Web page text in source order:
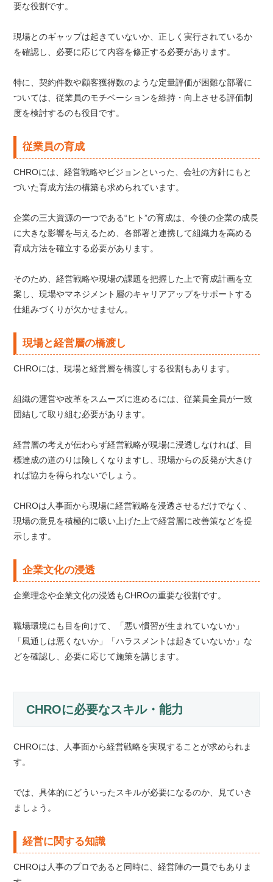
要な役割です。
現場とのギャップは起きていないか、正しく実行されているか
を確認し、必要に応じて内容を修正する必要があります。
特に、契約件数や顧客獲得数のような定量評価が困難な部署に
ついては、従業員のモチベーションを維持・向上させる評価制
度を検討するのも役目です。
従業員の育成
CHROには、経営戦略やビジョンといった、会社の方針にもと
づいた育成方法の構築も求められています。
企業の三大資源の一つである“ヒト”の育成は、今後の企業の成長
に大きな影響を与えるため、各部署と連携して組織力を高める
育成方法を確立する必要があります。
そのため、経営戦略や現場の課題を把握した上で育成計画を立
案し、現場やマネジメント層のキャリアアップをサポートする
仕組みづくりが欠かせません。
現場と経営層の橋渡し
CHROには、現場と経営層を橋渡しする役割もあります。
組織の運営や改革をスムーズに進めるには、従業員全員が一致
団結して取り組む必要があります。
経営層の考えが伝わらず経営戦略が現場に浸透しなければ、目
標達成の道のりは険しくなりますし、現場からの反発が大きけ
れば協力を得られないでしょう。
CHROは人事面から現場に経営戦略を浸透させるだけでなく、
現場の意見を積極的に吸い上げた上で経営層に改善策などを提
示します。
企業文化の浸透
企業理念や企業文化の浸透もCHROの重要な役割です。
職場環境にも目を向けて、「悪い慣習が生まれていないか」
「風通しは悪くないか」「ハラスメントは起きていないか」な
どを確認し、必要に応じて施策を講じます。
CHROに必要なスキル・能力
CHROには、人事面から経営戦略を実現することが求められま
す。
では、具体的にどういったスキルが必要になるのか、見ていき
ましょう。
経営に関する知識
CHROは人事のプロであると同時に、経営陣の一員でもありま